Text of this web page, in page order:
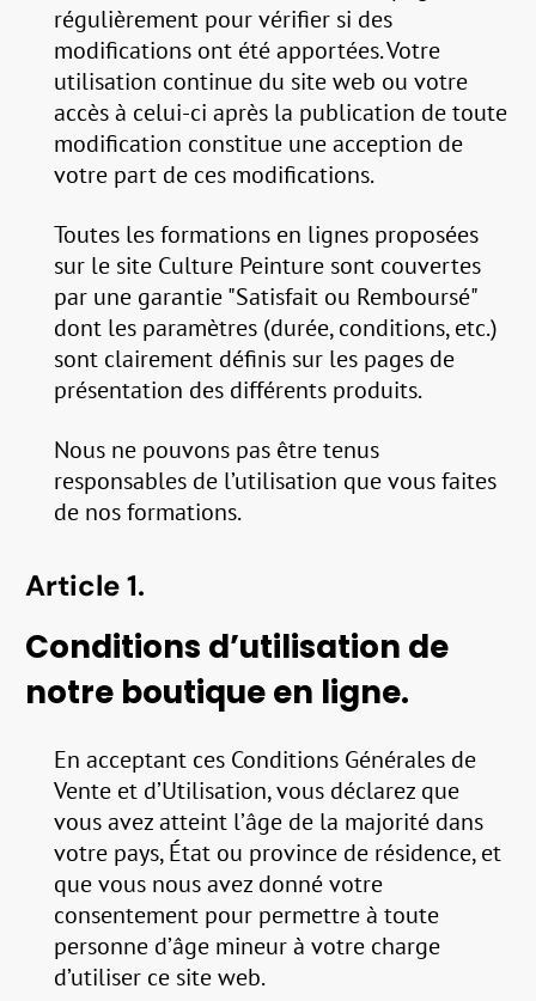
régulièrement pour vérifier si des
modifications ont été apportées. Votre
utilisation continue du site web ou votre
accès à celui-ci après la publication de toute
modification constitue une acception de
votre part de ces modifications.
Toutes les formations en lignes proposées
sur le site Culture Peinture sont couvertes
par une garantie "Satisfait ou Remboursé"
dont les paramètres (durée, conditions, etc.)
sont clairement définis sur les pages de
présentation des différents produits.
Nous ne pouvons pas être tenus
responsables de l’utilisation que vous faites
de nos formations.
Article 1.
Conditions d’utilisation de
notre boutique en ligne.
En acceptant ces Conditions Générales de
Vente et d’Utilisation, vous déclarez que
vous avez atteint l’âge de la majorité dans
votre pays, État ou province de résidence, et
que vous nous avez donné votre
consentement pour permettre à toute
personne d’âge mineur à votre charge
d’utiliser ce site web.